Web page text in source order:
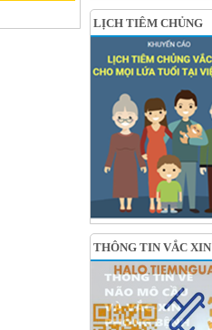
LỊCH TIÊM CHỦNG
THÔNG TIN VẮC XIN